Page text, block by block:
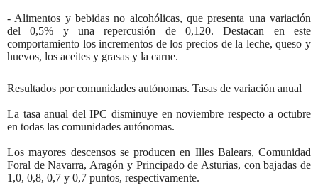
- Alimentos y bebidas no alcohólicas, que presenta una variación
del 0,5% y una repercusión de 0,120. Destacan en este
comportamiento los incrementos de los precios de la leche, queso y
huevos, los aceites y grasas y la carne.
Resultados por comunidades autónomas. Tasas de variación anual
La tasa anual del IPC disminuye en noviembre respecto a octubre
en todas las comunidades autónomas.
Los mayores descensos se producen en Illes Balears, Comunidad
Foral de Navarra, Aragón y Principado de Asturias, con bajadas de
1,0, 0,8, 0,7 y 0,7 puntos, respectivamente.